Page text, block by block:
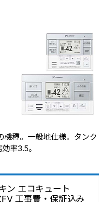
種。一般地仕様。タンク
率3.5。
ン エコキュート
工事費・保証込み